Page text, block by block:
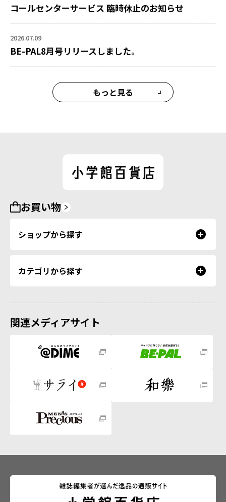
コールセンターサービス 臨時休止のお知らせ
2026.07.09
BE-PAL8月号リリースしました。
もっと見る
お買い物
ショップから探す
カテゴリから探す
関連メディアサイト